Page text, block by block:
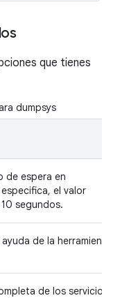
que tienes
dumpsys
de espera en
el valor
segundos.
de la herramienta
de los servicios